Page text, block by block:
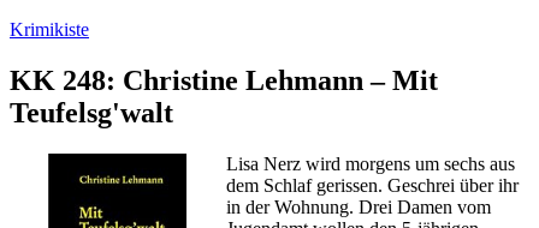
Zum
springen
Krimikiste
KK 248: Christine Lehmann – Mit
Teufelsg'walt
Lisa Nerz wird morgens um sechs aus
dem Schlaf gerissen. Geschrei über ihr
in der Wohnung. Drei Damen vom